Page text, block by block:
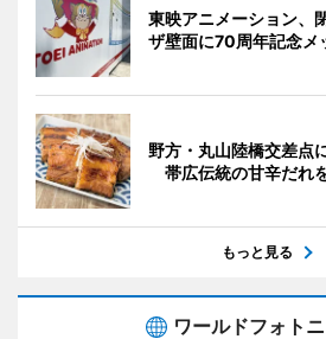
東映アニメーション、
ザ壁面に70周年記念メ
野方・丸山陸橋交差点
帯広伝統の甘辛だれ
もっと見る
ワールドフォト